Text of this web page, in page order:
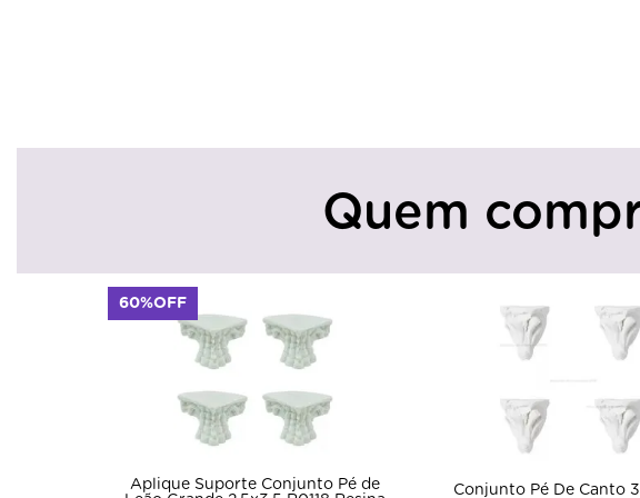
Quem
Aplique Suporte Conjunto Pé de
Conjunto Pé De Canto 3x3x2,5